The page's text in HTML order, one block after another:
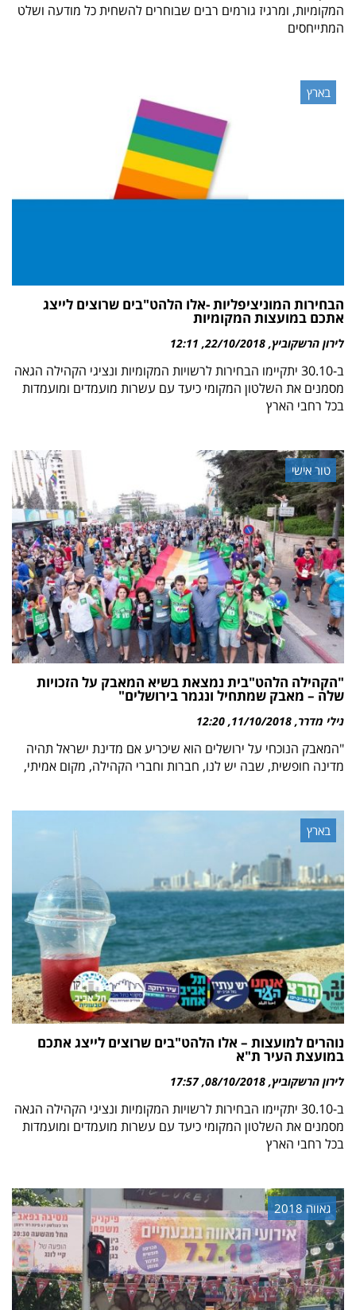
המקומיות, ומרגיז גורמים רבים שבוחרים להשחית כל מודעה ושלט
המתייחסים
בארץ
הבחירות המוניציפליות -אלו הלהט"בים שרוצים לייצג
אתכם במועצות המקומיות
לירון הרשקוביץ 22/10/2018
12:11
ב-30.10 יתקיימו הבחירות לרשויות המקומיות ונציגי הקהילה הגאה
מסמנים את השלטון המקומי כיעד עם עשרות מועמדים ומועמדות
בכל רחבי הארץ
טור אישי
"הקהילה הלהט"בית נמצאת בשיא המאבק על הזכויות
שלה – מאבק שמתחיל ונגמר בירושלים"
נילי מדרר 11/10/2018
12:20
"המאבק הנוכחי על ירושלים הוא שיכריע אם מדינת ישראל תהיה
מדינה חופשית, שבה יש לנו, חברות וחברי הקהילה, מקום אמיתי,
בארץ
נוהרים למועצות – אלו הלהט"בים שרוצים לייצג אתכם
במועצת העיר ת"א
לירון הרשקוביץ 08/10/2018
17:57
ב-30.10 יתקיימו הבחירות לרשויות המקומיות ונציגי הקהילה הגאה
מסמנים את השלטון המקומי כיעד עם עשרות מועמדים ומועמדות
בכל רחבי הארץ
גאווה 2018